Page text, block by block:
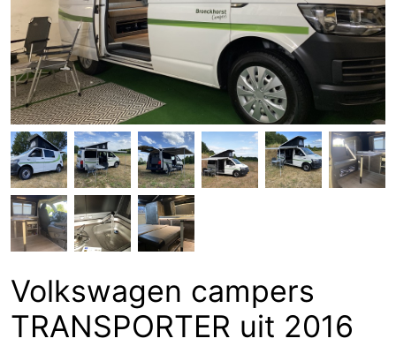
Volkswagen campers
TRANSPORTER uit 2016